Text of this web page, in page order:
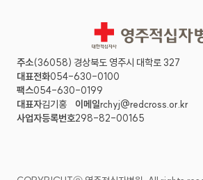
영주적십자병원
주소(36058) 경상북도 영주시 대학로 327
대표전화054-630-0100
팩스054-630-0199
대표자김기홍 이메일rchyj@redcross.or.kr
사업자등록번호298-82-00165